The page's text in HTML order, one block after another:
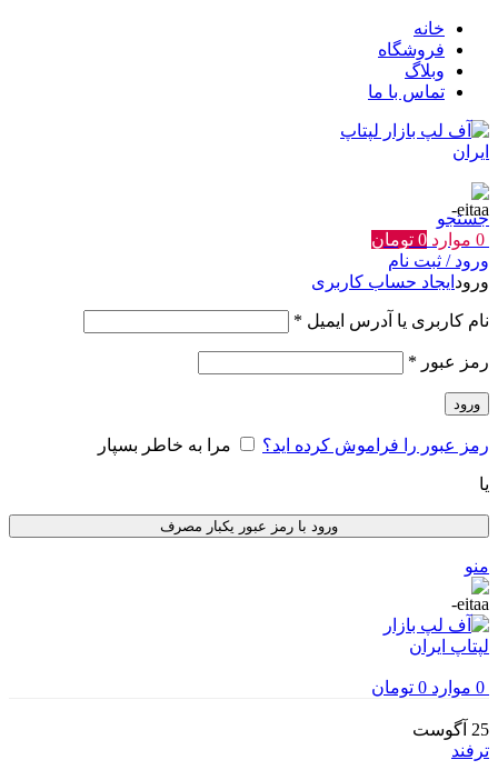
خانه
فروشگاه
وبلاگ
تماس با ما
جستجو
0 موارد 0 تومان
ورود / ثبت نام
ورود ایجاد حساب کاربری
نام کاربری یا آدرس ایمیل *
رمز عبور *
ورود
رمز عبور را فراموش کرده اید؟ مرا به خاطر بسپار
یا
ورود با رمز عبور یکبار مصرف
منو
0 موارد 0 تومان
25 آگوست
ترفند